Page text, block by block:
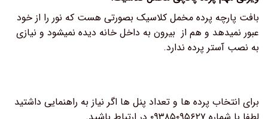
بافت پارچه پرده مخمل کلاسیک بصورتی هست که نور را از خود
عبور نمیدهد و هم از بیرون به داخل خانه دیده نمیشود و نیازی
به نصب آستر پرده ندارد.
برای انتخاب پرده ها و تعداد پنل ها اگر نیاز به راهنمایی داشتید